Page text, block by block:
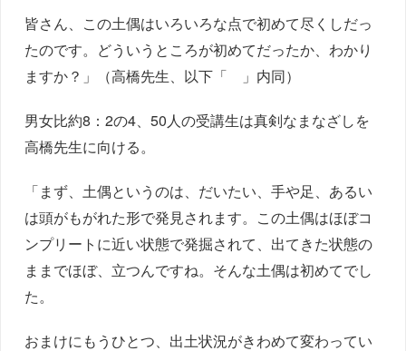
皆さん、この土偶はいろいろな点で初めて尽くしだっ
たのです。どういうところが初めてだったか、わかり
ますか？」（高橋先生、以下「 」内同）
男女比約8：2の4、50人の受講生は真剣なまなざしを
高橋先生に向ける。
「まず、土偶というのは、だいたい、手や足、あるい
は頭がもがれた形で発見されます。この土偶はほぼコ
ンプリートに近い状態で発掘されて、出てきた状態の
ままでほぼ、立つんですね。そんな土偶は初めてでし
た。
おまけにもうひとつ、出土状況がきわめて変わってい